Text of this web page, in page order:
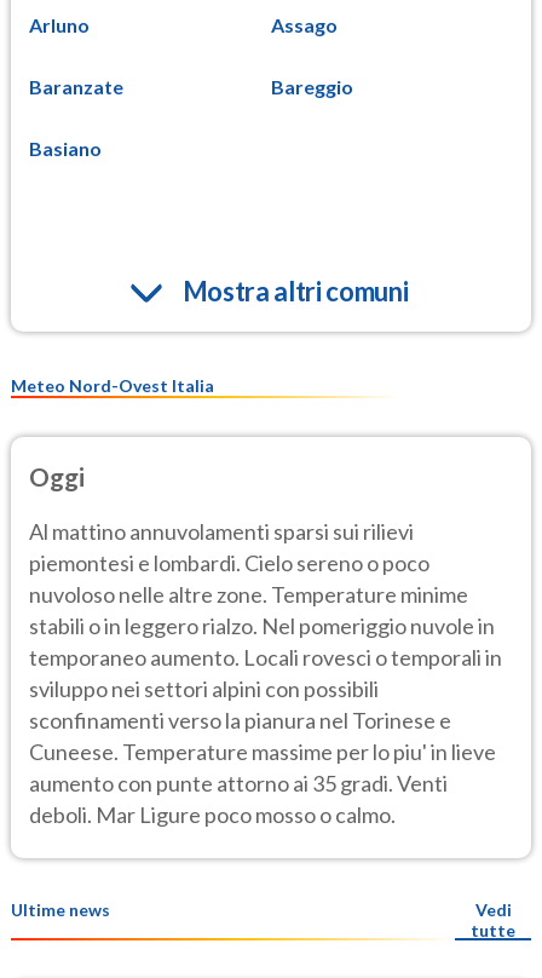
Arluno Assago
Baranzate Bareggio
Basiano
Mostra altri comuni
Meteo Nord-Ovest Italia
Oggi
Al mattino annuvolamenti sparsi sui rilievi
piemontesi e lombardi. Cielo sereno o poco
nuvoloso nelle altre zone. Temperature minime
stabili o in leggero rialzo. Nel pomeriggio nuvole in
temporaneo aumento. Locali rovesci o temporali in
sviluppo nei settori alpini con possibili
sconfinamenti verso la pianura nel Torinese e
Cuneese. Temperature massime per lo piu' in lieve
aumento con punte attorno ai 35 gradi. Venti
deboli. Mar Ligure poco mosso o calmo.
Ultime news
Vedi
tutte